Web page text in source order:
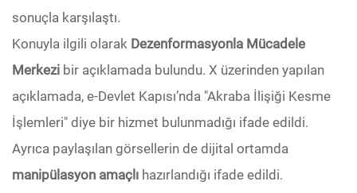
sonuçla karşılaştı.
Konuyla ilgili olarak Dezenformasyonla Mücadele
Merkezi bir açıklamada bulundu. X üzerinden yapılan
açıklamada, e-Devlet Kapısı’nda "Akraba İlişiği Kesme
İşlemleri" diye bir hizmet bulunmadığı ifade edildi.
Ayrıca paylaşılan görsellerin de dijital ortamda
manipülasyon amaçlı hazırlandığı ifade edildi.